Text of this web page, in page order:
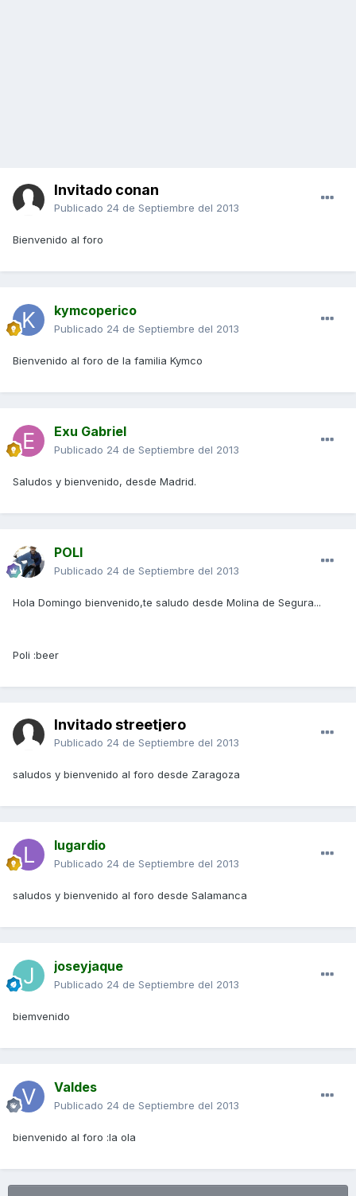
Invitado conan
Publicado 24 de Septiembre del 2013
Bienvenido al foro
kymcoperico
Publicado 24 de Septiembre del 2013
Bienvenido al foro de la familia Kymco
Exu Gabriel
Publicado 24 de Septiembre del 2013
Saludos y bienvenido, desde Madrid.
POLI
Publicado 24 de Septiembre del 2013
Hola Domingo bienvenido,te saludo desde Molina de Segura...
Poli :beer
Invitado streetjero
Publicado 24 de Septiembre del 2013
saludos y bienvenido al foro desde Zaragoza
lugardio
Publicado 24 de Septiembre del 2013
saludos y bienvenido al foro desde Salamanca
joseyjaque
Publicado 24 de Septiembre del 2013
biemvenido
Valdes
Publicado 24 de Septiembre del 2013
bienvenido al foro :la ola